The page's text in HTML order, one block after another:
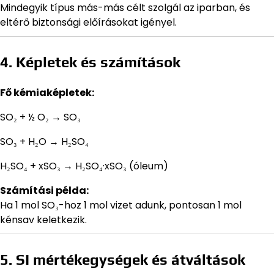
Mindegyik típus más-más célt szolgál az iparban, és
eltérő biztonsági előírásokat igényel.
4. Képletek és számítások
Fő kémiaképletek:
SO₂ + ½ O₂ → SO₃
SO₃ + H₂O → H₂SO₄
H₂SO₄ + xSO₃ → H₂SO₄·xSO₃ (óleum)
Számítási példa:
Ha 1 mol SO₃-hoz 1 mol vizet adunk, pontosan 1 mol
kénsav keletkezik.
5. SI mértékegységek és átváltások